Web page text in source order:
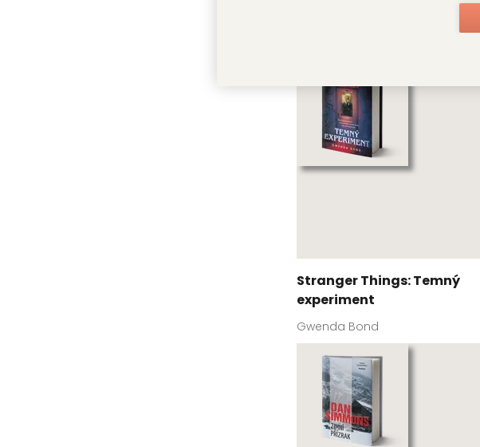
Stranger Things: Temný
experiment
Gwenda Bond